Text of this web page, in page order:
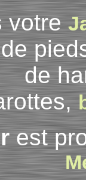
votre
de
est